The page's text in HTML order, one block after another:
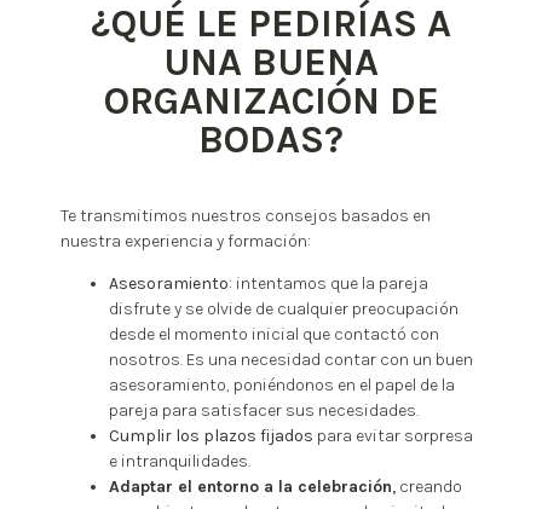
¿QUÉ LE PEDIRÍAS A
UNA BUENA
ORGANIZACIÓN DE
BODAS?
Te transmitimos nuestros consejos basados en
nuestra experiencia y formación:
Asesoramiento: intentamos que la pareja
disfrute y se olvide de cualquier preocupación
desde el momento inicial que contactó con
nosotros. Es una necesidad contar con un buen
asesoramiento, poniéndonos en el papel de la
pareja para satisfacer sus necesidades.
Cumplir los plazos fijados para evitar sorpresa
e intranquilidades.
Adaptar el entorno a la celebración, creando